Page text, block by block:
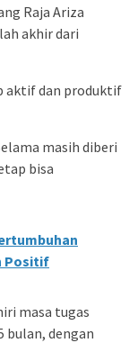
Raja Ariza
akhir dari
aktif dan produktif
masih diberi
bisa
Positif
masa tugas
bulan, dengan